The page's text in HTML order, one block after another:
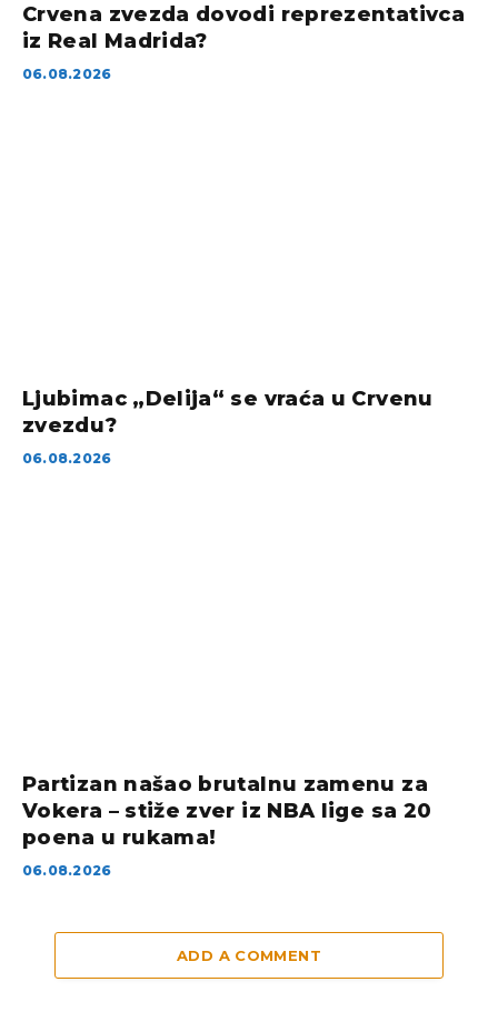
Crvena zvezda dovodi reprezentativca
iz Real Madrida?
06.08.2026
Ljubimac „Delija“ se vraća u Crvenu
zvezdu?
06.08.2026
Partizan našao brutalnu zamenu za
Vokera – stiže zver iz NBA lige sa 20
poena u rukama!
06.08.2026
ADD A COMMENT